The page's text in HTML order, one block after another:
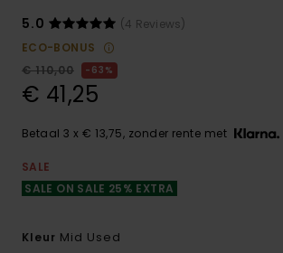
5.0
(4 Reviews)
ECO-BONUS
€ 110,00
63%
€ 41,25
Betaal 3 x € 13,75, zonder rente met
SALE
SALE ON SALE 25% EXTRA
Kleur Mid Used